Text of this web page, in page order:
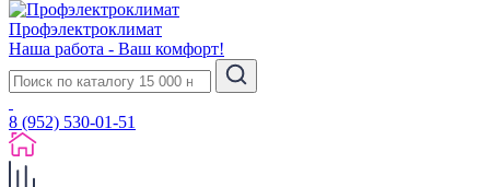
Профэлектроклимат
Наша работа - Ваш комфорт!
8 (952) 530-01-51